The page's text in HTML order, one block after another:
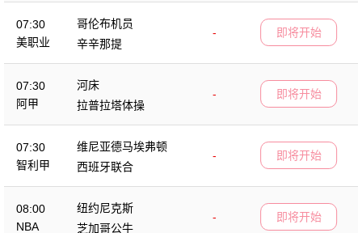
07:30
美职业
哥伦布机员
-
辛辛那提
即将开始
07:30
阿甲
河床
-
拉普拉塔体操
即将开始
07:30
智利甲
维尼亚德马埃弗顿
-
西班牙联合
即将开始
08:00
NBA
纽约尼克斯
-
芝加哥公牛
即将开始